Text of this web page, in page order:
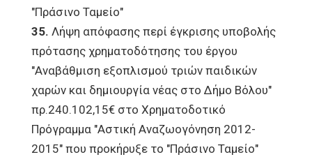
"Πράσινο Ταμείο"
35. Λήψη απόφασης περί έγκρισης υποβολής
πρότασης χρηματοδότησης του έργου
"Αναβάθμιση εξοπλισμού τριών παιδικών
χαρών και δημιουργία νέας στο Δήμο Βόλου"
πρ.240.102,15€ στο Χρηματοδοτικό
Πρόγραμμα "Αστική Αναζωογόνηση 2012-
2015" που προκήρυξε το "Πράσινο Ταμείο"